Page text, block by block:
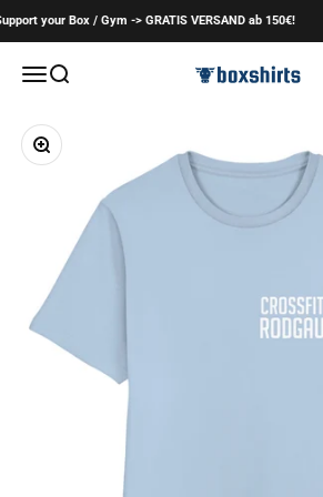
your Box / Gym -> GRATIS VERSAND ab 150€!
Navigationsmenü öffnen
Suche öffnen boxshirts
Bild vergrößern